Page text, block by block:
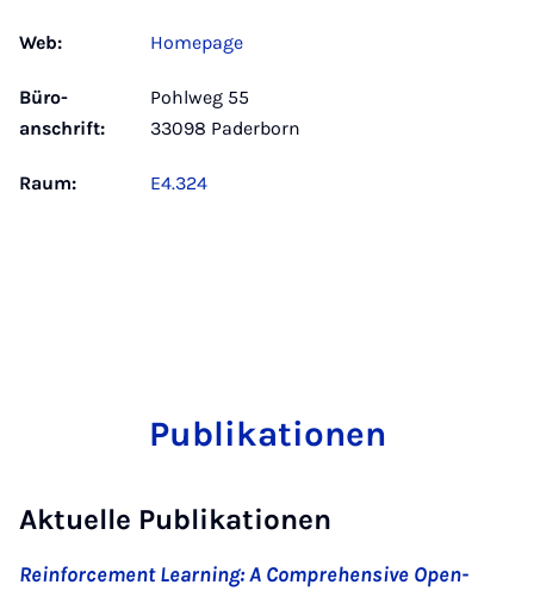
Web: Homepage
Büro­
anschrift:
Pohlweg 55
33098 Paderborn
Raum: E4.324
Publikationen
Aktuelle Publikationen
Reinforcement Learning: A Comprehensive Open-